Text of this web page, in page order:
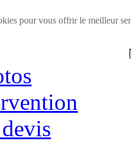
pour vous offrir le meilleur